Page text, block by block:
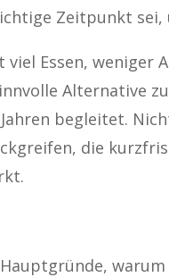
Zeitpunkt sei,
viel Essen,
Alternative
begleitet.
die